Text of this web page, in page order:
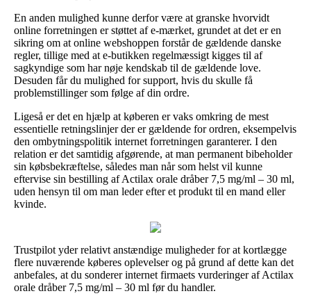
En anden mulighed kunne derfor være at granske hvorvidt
online forretningen er støttet af e-mærket, grundet at det er en
sikring om at online webshoppen forstår de gældende danske
regler, tillige med at e-butikken regelmæssigt kigges til af
sagkyndige som har nøje kendskab til de gældende love.
Desuden får du mulighed for support, hvis du skulle få
problemstillinger som følge af din ordre.
Ligeså er det en hjælp at køberen er vaks omkring de mest
essentielle retningslinjer der er gældende for ordren, eksempelvis
den ombytningspolitik internet forretningen garanterer. I den
relation er det samtidig afgørende, at man permanent bibeholder
sin købsbekræftelse, således man når som helst vil kunne
eftervise sin bestilling af Actilax orale dråber 7,5 mg/ml – 30 ml,
uden hensyn til om man leder efter et produkt til en mand eller
kvinde.
Trustpilot yder relativt anstændige muligheder for at kortlægge
flere nuværende køberes oplevelser og på grund af dette kan det
anbefales, at du sonderer internet firmaets vurderinger af Actilax
orale dråber 7,5 mg/ml – 30 ml før du handler.